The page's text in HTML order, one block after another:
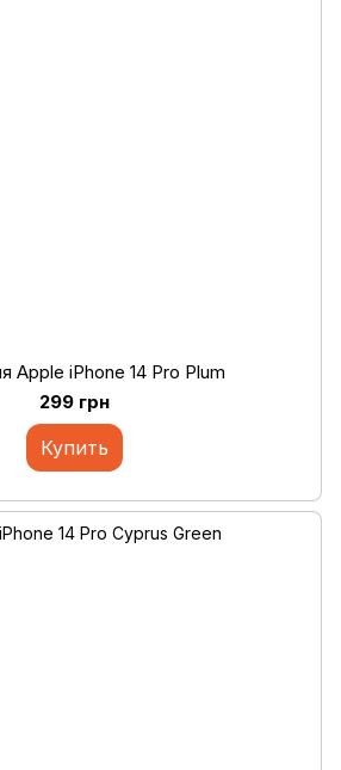
Apple iPhone 14 Pro Plum
299 грн
Купить